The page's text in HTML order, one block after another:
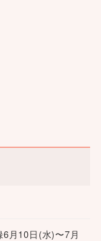
月10日(水)〜7月